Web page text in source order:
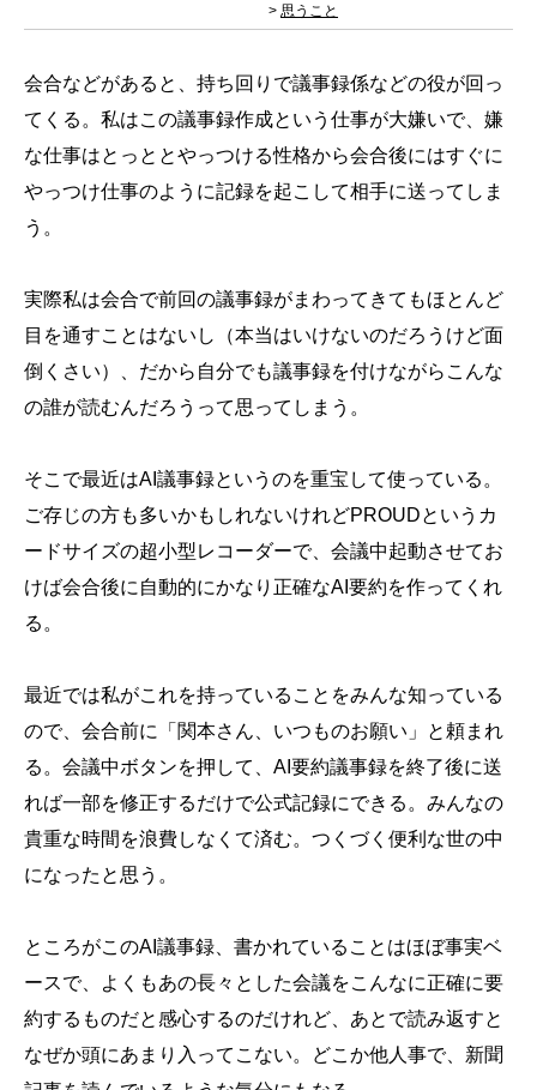
> 思うこと
会合などがあると、持ち回りで議事録係などの役が回っ
てくる。私はこの議事録作成という仕事が大嫌いで、嫌
な仕事はとっととやっつける性格から会合後にはすぐに
やっつけ仕事のように記録を起こして相手に送ってしま
う。
実際私は会合で前回の議事録がまわってきてもほとんど
目を通すことはないし（本当はいけないのだろうけど面
倒くさい）、だから自分でも議事録を付けながらこんな
の誰が読むんだろうって思ってしまう。
そこで最近はAI議事録というのを重宝して使っている。
ご存じの方も多いかもしれないけれどPROUDというカ
ードサイズの超小型レコーダーで、会議中起動させてお
けば会合後に自動的にかなり正確なAI要約を作ってくれ
る。
最近では私がこれを持っていることをみんな知っている
ので、会合前に「関本さん、いつものお願い」と頼まれ
る。会議中ボタンを押して、AI要約議事録を終了後に送
れば一部を修正するだけで公式記録にできる。みんなの
貴重な時間を浪費しなくて済む。つくづく便利な世の中
になったと思う。
ところがこのAI議事録、書かれていることはほぼ事実ベ
ースで、よくもあの長々とした会議をこんなに正確に要
約するものだと感心するのだけれど、あとで読み返すと
なぜか頭にあまり入ってこない。どこか他人事で、新聞